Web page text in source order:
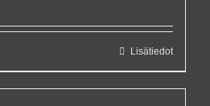
Lisätiedot